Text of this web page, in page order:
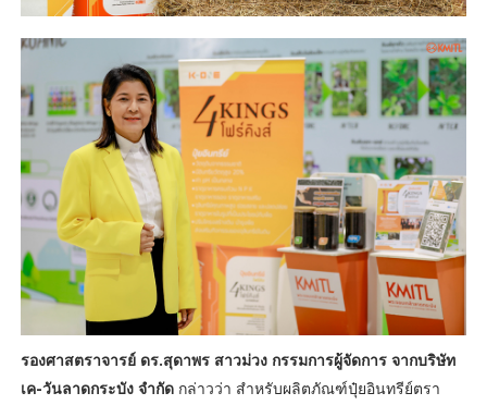
รองศาสตราจารย์ ดร.สุดาพร สาวม่วง กรรมการผู้จัดการ จากบริษัท
เค-วันลาดกระบัง จำกัด กล่าวว่า สำหรับผลิตภัณฑ์ปุ๋ยอินทรีย์ตรา